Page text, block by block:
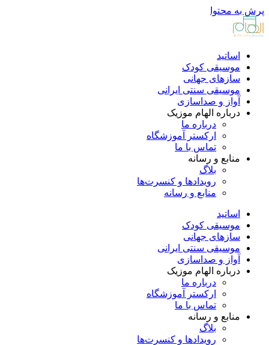
پرش به محتوا
اساتید
موسیقی کودک
سازهای جهانی
موسیقی سنتی ایرانی
آواز و صداسازی
درباره الهام موزیک
درباره ما
ارکستر آموزشگاه
تماس با ما
منابع و رسانه
بلاگ
رویدادها و کنسرت‌ها
منابع و رسانه
اساتید
موسیقی کودک
سازهای جهانی
موسیقی سنتی ایرانی
آواز و صداسازی
درباره الهام موزیک
درباره ما
ارکستر آموزشگاه
تماس با ما
منابع و رسانه
بلاگ
رویدادها و کنسرت‌ها